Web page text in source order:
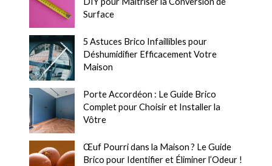
Surface
5 Astuces Brico Infaillibles pour
Déshumidifier Efficacement Votre
Maison
Porte Accordéon : Le Guide Brico
Complet pour Choisir et Installer la
Vôtre
Œuf Pourri dans la Maison ? Le Guide
Brico pour Identifier et Éliminer l’Odeur !